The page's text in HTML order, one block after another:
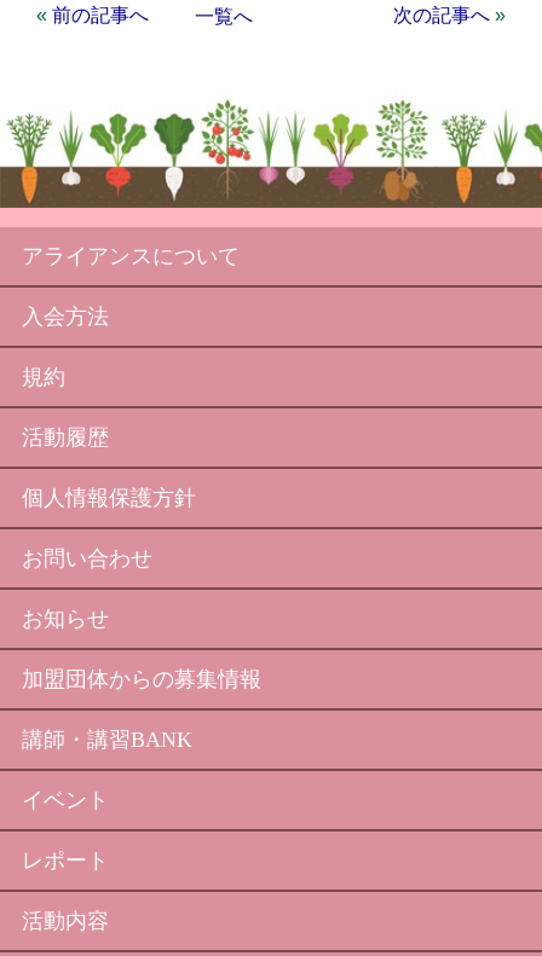
«前の記事へ 一覧へ 次の記事へ»
アライアンスについて
入会方法
規約
活動履歴
個人情報保護方針
お問い合わせ
お知らせ
加盟団体からの募集情報
講師・講習BANK
イベント
レポート
活動内容